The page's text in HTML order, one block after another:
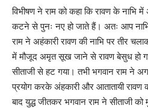
विभीषण ने राम को कहा कि रावण के
कटने से पुनः नए हो जाते हैं। अतः आप
राम ने अहंकारी रावण की नाभि पर तीर
में मौजूद अमृत सूख जाने से रावण बेसुध हो
सीताजी से हट गया। तभी भगवान राम ने
प्रयोग करके अंहकारी और आतातायी
बाद युद्ध जीतकर भगवान राम ने सीताजी